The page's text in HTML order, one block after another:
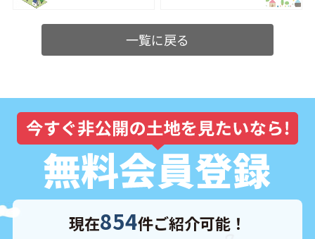
一覧に戻る
現在854件ご紹介可能！